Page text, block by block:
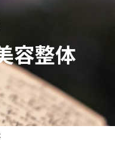
容整体